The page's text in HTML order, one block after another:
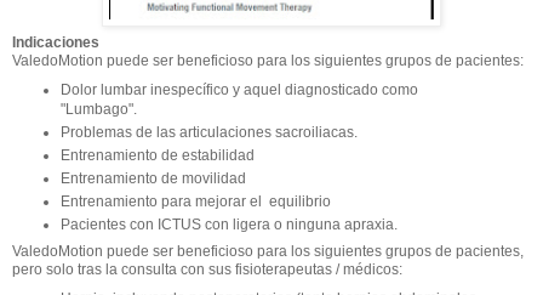
Indicaciones
ValedoMotion puede ser beneficioso para los siguientes grupos de pacientes:
Dolor lumbar inespecífico y aquel diagnosticado como
"Lumbago".
Problemas de las articulaciones sacroiliacas.
Entrenamiento de estabilidad
Entrenamiento de movilidad
Entrenamiento para mejorar el equilibrio
Pacientes con ICTUS con ligera o ninguna apraxia.
ValedoMotion puede ser beneficioso para los siguientes grupos de pacientes,
pero solo tras la consulta con sus fisioterapeutas / médicos: